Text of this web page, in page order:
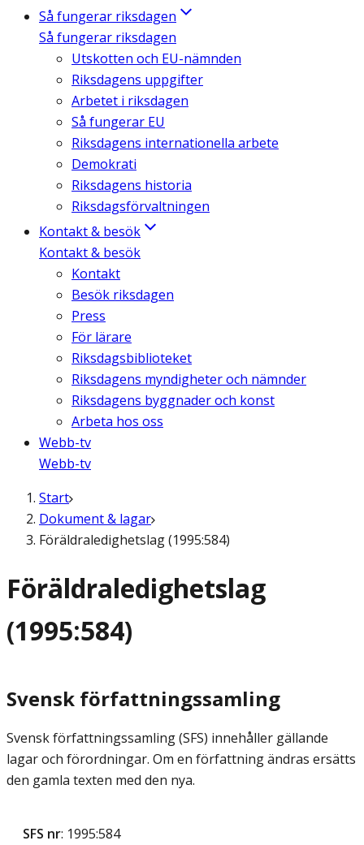
Så fungerar riksdagen
Så fungerar riksdagen
Utskotten och EU-nämnden
Riksdagens uppgifter
Arbetet i riksdagen
Så fungerar EU
Riksdagens internationella arbete
Demokrati
Riksdagens historia
Riksdagsförvaltningen
Kontakt & besök
Kontakt & besök
Kontakt
Besök riksdagen
Press
För lärare
Riksdagsbiblioteket
Riksdagens myndigheter och nämnder
Riksdagens byggnader och konst
Arbeta hos oss
Webb-tv
Webb-tv
Start
Dokument & lagar
Föräldraledighetslag (1995:584)
Föräldraledighetslag
(1995:584)
Svensk författningssamling
Svensk författningssamling (SFS) innehåller gällande
lagar och förordningar. Om en författning ändras ersätts
den gamla texten med den nya.
SFS nr: 1995:584